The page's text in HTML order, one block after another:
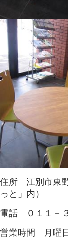
住所 江別市東
っと」内）
電話 ０１１－
営業時間 月